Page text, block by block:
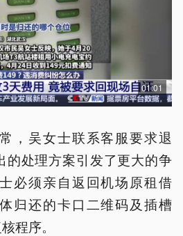
01:01
，吴女士联系客服要求退
的处理方案引发了更大的争
必须亲自返回机场原租借
归还的卡口二维码及插槽
程序。